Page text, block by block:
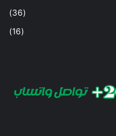
(36)
(16)